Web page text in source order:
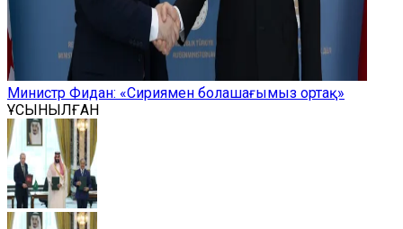
Министр Фидан: «Сириямен болашағымыз ортақ»
ҰСЫНЫЛҒАН